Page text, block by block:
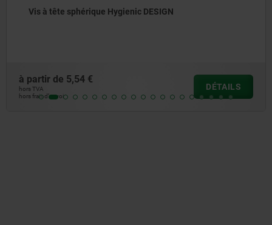
Vis H en Inox Hygienic DESIGN
à partir de5,08 €
hors TVA
hors frais d’envoi
DÉTAILS